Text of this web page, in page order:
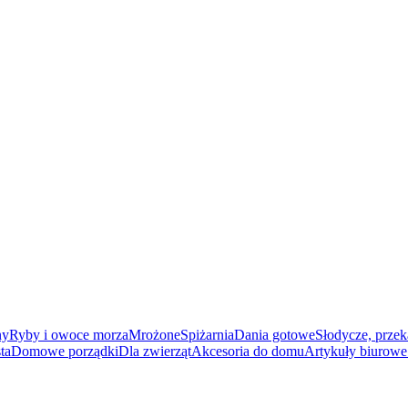
Ryby i owoce morzaMrożoneSpiżarniaDania gotoweSłodycze,
Domowe porządkiDla zwierzątAkcesoria do domuArtykuły